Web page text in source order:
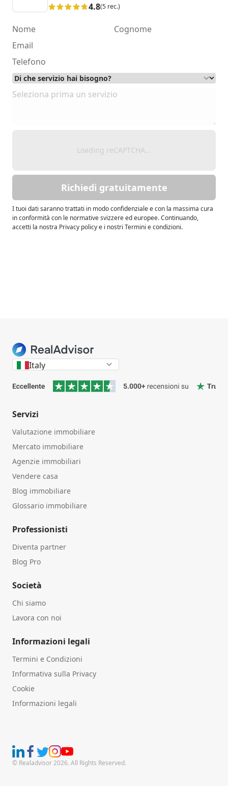
4.8(5 rec.)
Loading reCAPTCHA...
Richiedi gratuitamente
I tuoi dati saranno trattati in modo confidenziale e con la massima cura
in conformità con le normative svizzere ed europee. Continuando,
accetti la nostra Privacy policy e i nostri Termini e condizioni.
Italy
Servizi
Valutazione immobiliare
Mercato immobiliare
Agenzie immobiliari
Vendere casa
Blog immobiliare
Glossario immobiliare
Professionisti
Diventa partner
Blog Pro
Società
Chi siamo
Lavora con noi
Informazioni legali
Termini e Condizioni
Informativa sulla Privacy
Cookie
Informazioni legali
© Realadvisor 2026. All Rights Reserved.